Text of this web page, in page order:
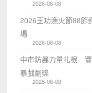
2026-08-08
2026王功漁火節88
場
2026-08-08
中市防暴力量扎根 豐
暴戲劇獎
2026-08-08